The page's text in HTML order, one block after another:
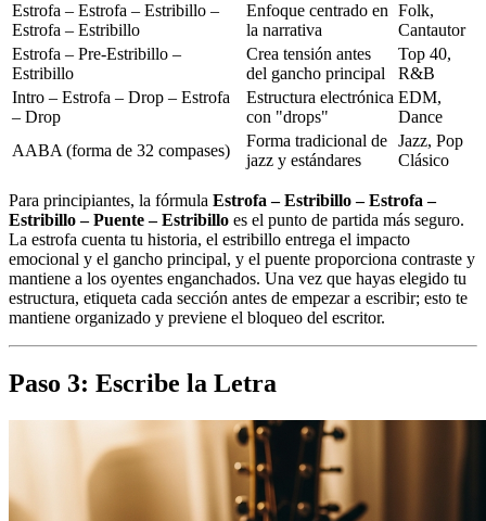
Estrofa – Estrofa – Estribillo –
Estrofa – Estribillo
Enfoque centrado en
la narrativa
Folk,
Cantautor
Estrofa – Pre-Estribillo –
Estribillo
Crea tensión antes
del gancho principal
Top 40,
R&B
Intro – Estrofa – Drop – Estrofa
– Drop
Estructura electrónica
con "drops"
EDM,
Dance
AABA (forma de 32 compases)
Forma tradicional de
jazz y estándares
Jazz, Pop
Clásico
Para principiantes, la fórmula Estrofa – Estribillo – Estrofa –
Estribillo – Puente – Estribillo es el punto de partida más seguro.
La estrofa cuenta tu historia, el estribillo entrega el impacto
emocional y el gancho principal, y el puente proporciona contraste y
mantiene a los oyentes enganchados. Una vez que hayas elegido tu
estructura, etiqueta cada sección antes de empezar a escribir; esto te
mantiene organizado y previene el bloqueo del escritor.
Paso 3: Escribe la Letra